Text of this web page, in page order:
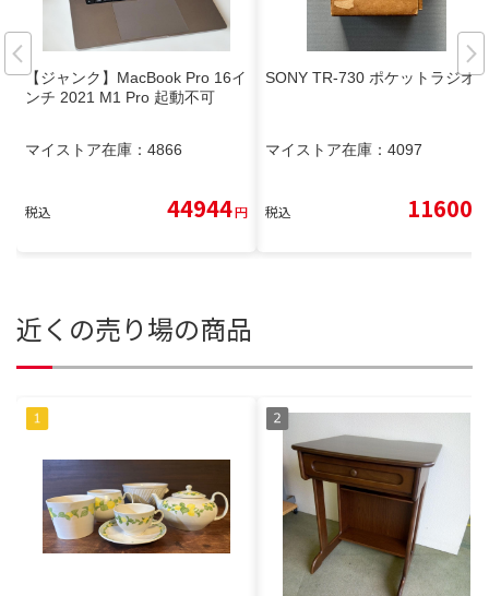
【ジャンク】MacBook Pro 16イ
ンチ 2021 M1 Pro 起動不可
マイストア在庫： 4866
税込 44944円
SONY TR-730 ポケットラジオ
マイストア在庫： 4097
税込 11600
近くの売り場の商品